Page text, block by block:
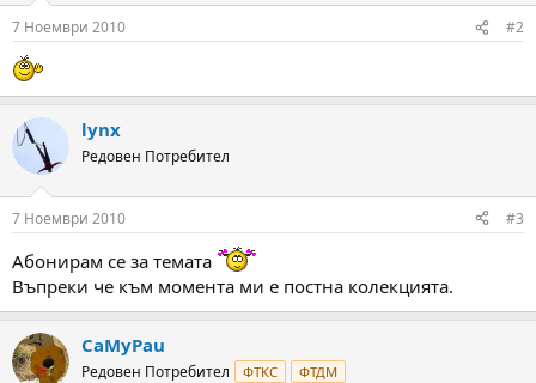
7 Ноември 2010 #2
lynx
Редовен Потребител
7 Ноември 2010 #3
Абонирам се за темата
Въпреки че към момента ми е постна колекцията.
CaMyPau
Редовен Потребител ФТКС ФТДМ